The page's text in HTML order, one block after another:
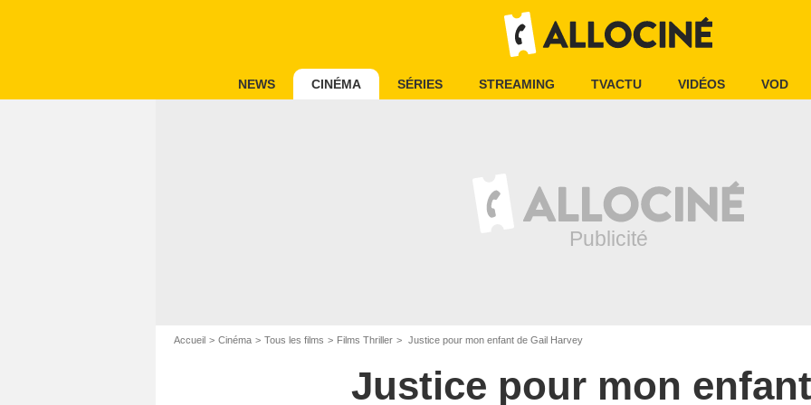
NEWS CINÉMA SÉRIES STREAMING TVACTU VIDÉOS VOD
Accueil Cinéma Tous les films Films Thriller Justice pour mon enfant de Gail Harvey
Justice pour mon enfant